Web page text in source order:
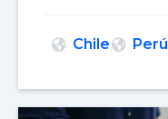
Chile Perú